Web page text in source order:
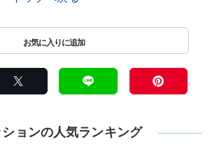
ションの人気ランキング